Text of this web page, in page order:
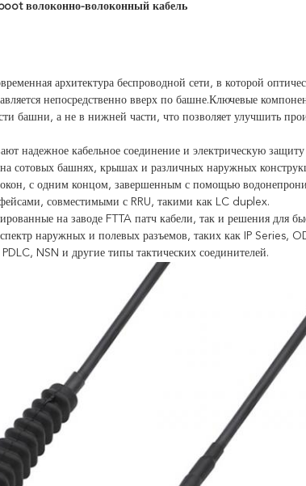
волоконно-волоконный кабель
архитектура беспроводной сети, в которой
непосредственно вверх по башне.Ключевые
башни, а не в нижней части, что позволяет улучшить
надежное кабельное соединение и электрическую
на сотовых башнях, крышах и различных наружных
с одним концом, завершенным с помощью
совместимыми с RRU, такими как LC duplex.
на заводе FTTA патч кабели, так и решения для
наружных и полевых разъемов, таких как IP
NSN и другие типы тактических соединителей.